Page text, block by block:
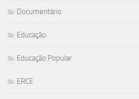
Documentário
Educação
Educação Popular
ERCE